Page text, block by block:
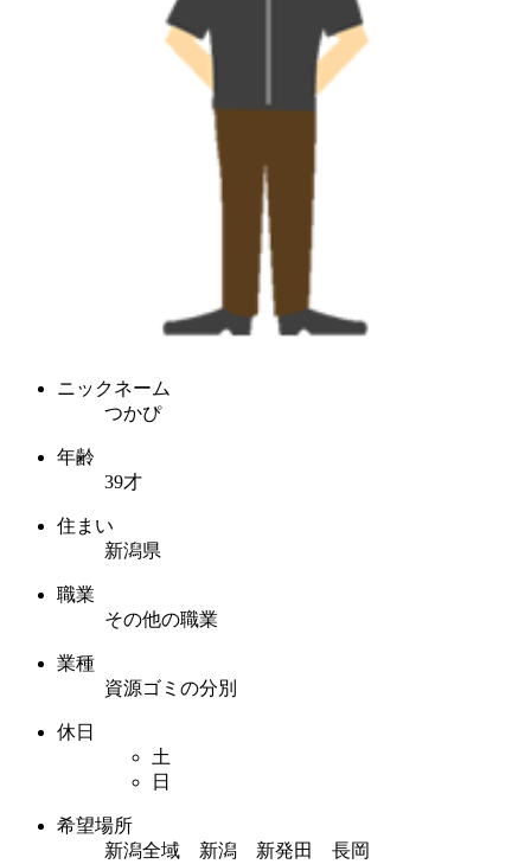
ニックネーム
つかぴ
年齢
39才
住まい
新潟県
職業
その他の職業
業種
資源ゴミの分別
休日
土
日
希望場所
新潟全域 新潟 新発田 長岡